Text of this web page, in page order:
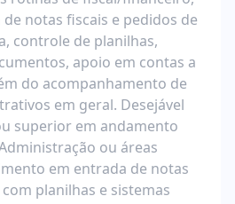
notas fiscais e pedidos de
controle de planilhas,
apoio em contas a
do acompanhamento de
em geral. Desejável
superior em andamento
ou áreas
em entrada de notas
planilhas e sistemas